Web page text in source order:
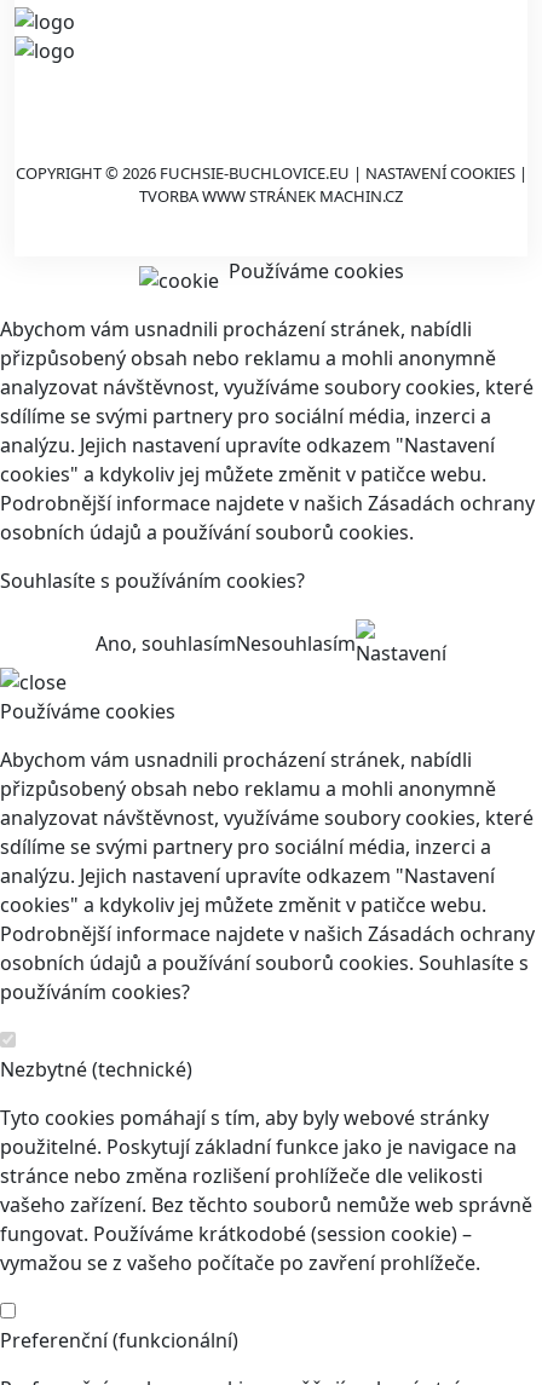
COPYRIGHT © 2026 FUCHSIE-BUCHLOVICE.EU | NASTAVENÍ COOKIES|
TVORBA WWW STRÁNEK MACHIN.CZ
Používáme cookies
Abychom vám usnadnili procházení stránek, nabídli
přizpůsobený obsah nebo reklamu a mohli anonymně
analyzovat návštěvnost, využíváme soubory cookies, které
sdílíme se svými partnery pro sociální média, inzerci a
analýzu. Jejich nastavení upravíte odkazem "Nastavení
cookies" a kdykoliv jej můžete změnit v patičce webu.
Podrobnější informace najdete v našich Zásadách ochrany
osobních údajů a používání souborů cookies.
Souhlasíte s používáním cookies?
Ano, souhlasímNesouhlasímNastavení
Používáme cookies
Abychom vám usnadnili procházení stránek, nabídli
přizpůsobený obsah nebo reklamu a mohli anonymně
analyzovat návštěvnost, využíváme soubory cookies, které
sdílíme se svými partnery pro sociální média, inzerci a
analýzu. Jejich nastavení upravíte odkazem "Nastavení
cookies" a kdykoliv jej můžete změnit v patičce webu.
Podrobnější informace najdete v našich Zásadách ochrany
osobních údajů a používání souborů cookies. Souhlasíte s
používáním cookies?
Nezbytné (technické)
Tyto cookies pomáhají s tím, aby byly webové stránky
použitelné. Poskytují základní funkce jako je navigace na
stránce nebo změna rozlišení prohlížeče dle velikosti
vašeho zařízení. Bez těchto souborů nemůže web správně
fungovat. Používáme krátkodobé (session cookie) –
vymažou se z vašeho počítače po zavření prohlížeče.
Preferenční (funkcionální)